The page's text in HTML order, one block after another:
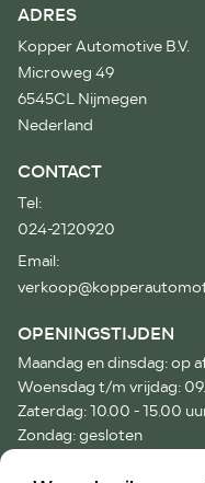
ADRES
Kopper Automotive B.V.
Microweg 49
6545CL Nijmegen
Nederland
CONTACT
Tel:
024-2120920
Email:
OPENINGSTIJDEN
Maandag en dinsdag: op
Woensdag t/m vrijdag:
Zaterdag: 10.00 - 15.00
Zondag: gesloten